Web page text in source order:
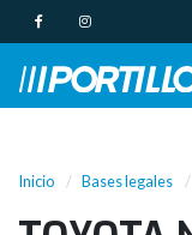
Inicio Bases legales